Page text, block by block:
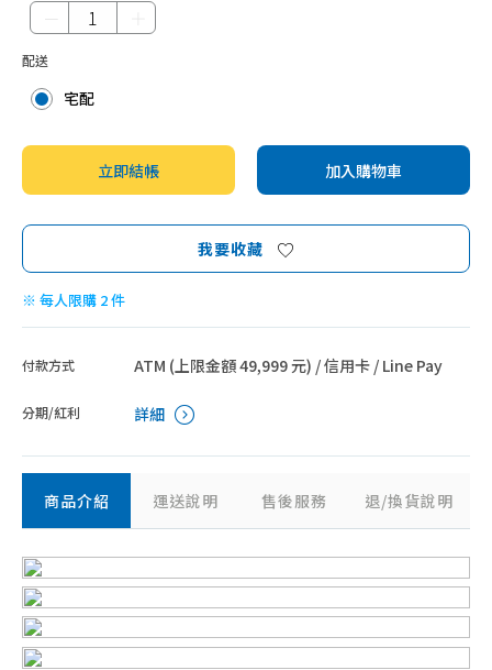
配送
宅配
立即結帳 加入購物車
我要收藏
※ 每人限購 2 件
付款方式 ATM (上限金額 49,999 元) / 信用卡 / Line Pay
分期/紅利 詳細
商品介紹 運送說明 售後服務 退/換貨說明